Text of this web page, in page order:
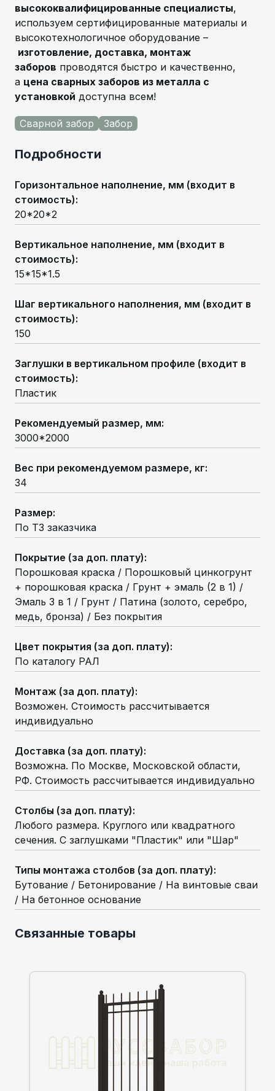
высококвалифицированные специалисты,
используем сертифицированные материалы и
высокотехнологичное оборудование –
изготовление, доставка, монтаж
заборов проводятся быстро и качественно,
а цена сварных заборов из металла с
установкой доступна всем!
Сварной забор Забор
Подробности
Горизонтальное наполнение, мм (входит в
стоимость):
20*20*2
Вертикальное наполнение, мм (входит в
стоимость):
15*15*1.5
Шаг вертикального наполнения, мм (входит в
стоимость):
150
Заглушки в вертикальном профиле (входит в
стоимость):
Пластик
Рекомендуемый размер, мм:
3000*2000
Вес при рекомендуемом размере, кг:
34
Размер:
По ТЗ заказчика
Покрытие (за доп. плату):
Порошковая краска / Порошковый цинкогрунт
+ порошковая краска / Грунт + эмаль (2 в 1) /
Эмаль 3 в 1 / Грунт / Патина (золото, серебро,
медь, бронза) / Без покрытия
Цвет покрытия (за доп. плату):
По каталогу РАЛ
Монтаж (за доп. плату):
Возможен. Стоимость рассчитывается
индивидуально
Доставка (за доп. плату):
Возможна. По Москве, Московской области,
РФ. Стоимость рассчитывается индивидуально
Столбы (за доп. плату):
Любого размера. Круглого или квадратного
сечения. С заглушками "Пластик" или "Шар"
Типы монтажа столбов (за доп. плату):
Бутование / Бетонирование / На винтовые сваи
/ На бетонное основание
Связанные товары